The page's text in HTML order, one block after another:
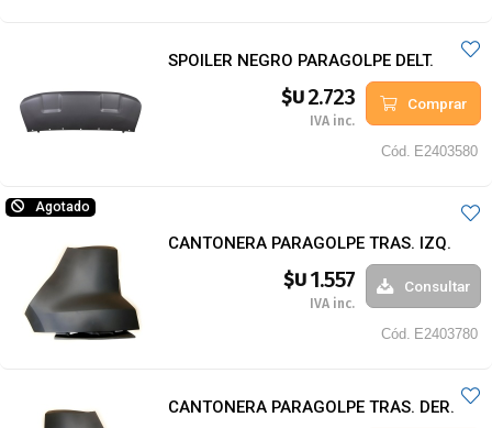
SPOILER NEGRO PARAGOLPE DELT.
$U2.723
IVA inc.
Comprar
Cód. E2403580
Agotado
CANTONERA PARAGOLPE TRAS. IZQ.
$U1.557
IVA inc.
Consultar
Cód. E2403780
CANTONERA PARAGOLPE TRAS. DER.